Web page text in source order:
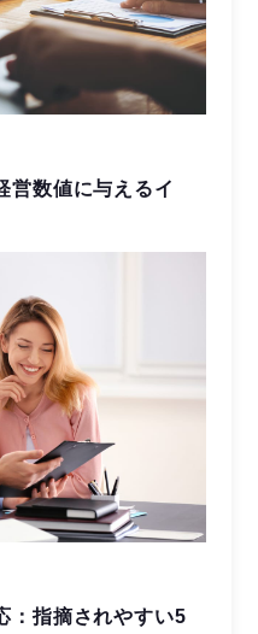
営数値に与えるイ
：指摘されやすい5